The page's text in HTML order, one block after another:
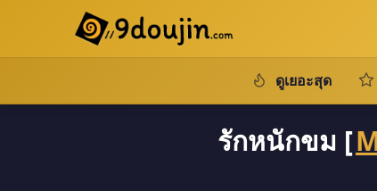
ดูเยอะสุด
รักหนักขม [